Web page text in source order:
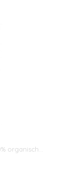
organisch…